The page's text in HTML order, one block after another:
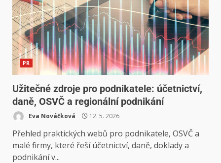
PR
Užitečné zdroje pro podnikatele: účetnictví,
daně, OSVČ a regionální podnikání
Eva Nováčková 12. 5. 2026
Přehled praktických webů pro podnikatele, OSVČ a
malé firmy, které řeší účetnictví, daně, doklady a
podnikání v...